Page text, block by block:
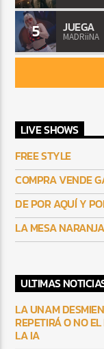
5 JUEGA
MADRiiNA
LIVE SHOWS
FREE STYLE
COMPRA VENDE
DE POR AQUÍ Y
LA MESA NARANJA
ULTIMAS
LA UNAM
REPETIRÁ O NO
LA IA